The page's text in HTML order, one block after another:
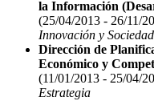
la Información
(25/04/2013 - 26/11/
Innovación y
Dirección de
Económico y
(11/01/2013 - 25/04/
Estrategia